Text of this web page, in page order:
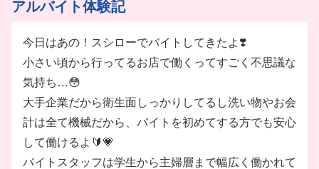
アルバイト体験記
今日はあの！スシローでバイトしてきたよ❣️
小さい頃から行ってるお店で働くってすごく不思議な
気持ち…😳
大手企業だから衛生面しっかりしてるし洗い物やお会
計は全て機械だから、バイトを初めてする方でも安心
して働けるよ🔰💗
バイトスタッフは学生から主婦層まで幅広く働かれて